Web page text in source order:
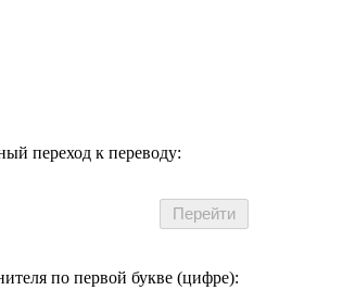
переход к переводу:
по первой букве (цифре):